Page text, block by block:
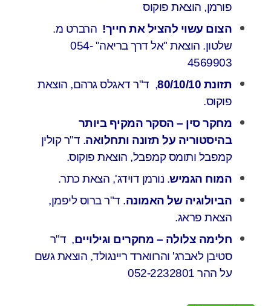
פורמן, הוצאת פוקוס
הצום עשוי להציל את חייך! הרברט מ.
שלטון. הוצאת "אל דרך בריאה" 054-
4569903
תזונת 80/10/10
, ד"ר דאגלס גרהם, הוצאת
פוקוס.
מחקר סין – הסקר המקיף ביותר
בהיסטוריה על תזונה ותחלואה. ד"ר קולין
קמפבל ותומס קמפבל, הוצאת פוקוס.
המוח הגמיש. נורמן דוידג', הצאת כתר.
הביולוגיה של האמונה. ד"ר ברוס ליפמן,
הצאת פראג.
חלימה צלולה – מחקרים וגילויים, ד"ר
סטיבן לאברג' והרווארד ריינגולד, הוצאת גשם
על ההר 052-2232801